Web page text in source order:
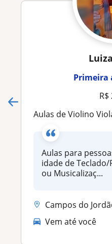
Primeira
R$
Aulas de Violino Viola ou
Aulas para
idade de
ou Musicalizaç...
Campos do
Vem até você